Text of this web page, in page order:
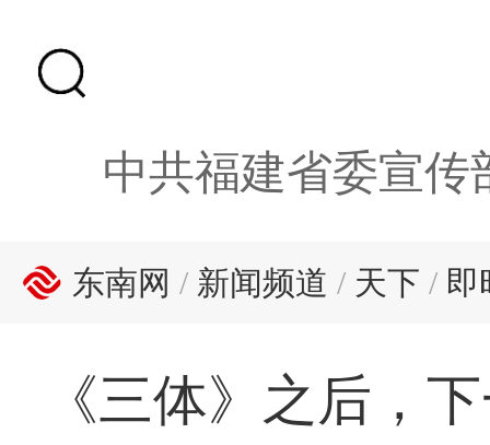
中共福建省委宣传
东南网 / 新闻频道 / 天下 / 即
《三体》之后，